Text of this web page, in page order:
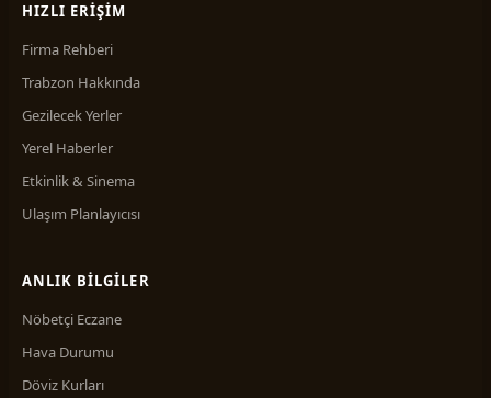
HIZLI ERIŞIM
Firma Rehberi
Trabzon Hakkında
Gezilecek Yerler
Yerel Haberler
Etkinlik & Sinema
Ulaşım Planlayıcısı
ANLIK BILGILER
Nöbetçi Eczane
Hava Durumu
Döviz Kurları